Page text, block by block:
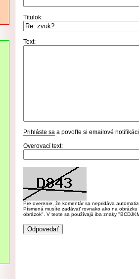
Titulok:
Text:
Prihláste sa a povoľte si emailové
Overovací text:
Pre overenie, že komentár sa nepridáva
Písmená musíte zadávať rovnako ako na
obrázok". V texte sa používajú iba znaky